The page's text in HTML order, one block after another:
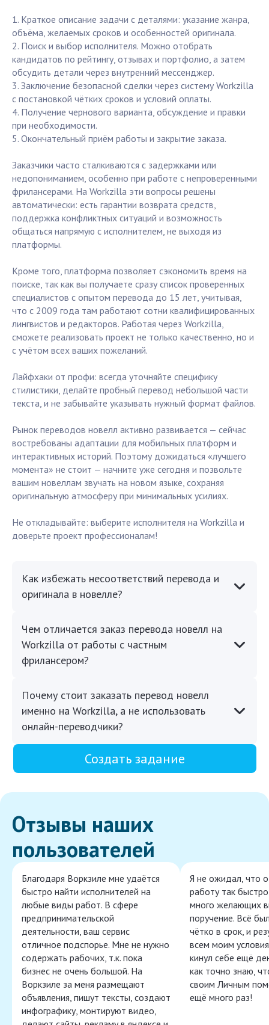
1. Краткое описание задачи с деталями: указание жанра,
объёма, желаемых сроков и особенностей оригинала.
2. Поиск и выбор исполнителя. Можно отобрать
кандидатов по рейтингу, отзывах и портфолио, а затем
обсудить детали через внутренний мессенджер.
3. Заключение безопасной сделки через систему Workzilla
с постановкой чётких сроков и условий оплаты.
4. Получение чернового варианта, обсуждение и правки
при необходимости.
5. Окончательный приём работы и закрытие заказа.
Заказчики часто сталкиваются с задержками или
недопониманием, особенно при работе с непроверенными
фрилансерами. На Workzilla эти вопросы решены
автоматически: есть гарантии возврата средств,
поддержка конфликтных ситуаций и возможность
общаться напрямую с исполнителем, не выходя из
платформы.
Кроме того, платформа позволяет сэкономить время на
поиске, так как вы получаете сразу список проверенных
специалистов с опытом перевода до 15 лет, учитывая,
что с 2009 года там работают сотни квалифицированных
лингвистов и редакторов. Работая через Workzilla,
сможете реализовать проект не только качественно, но и
с учётом всех ваших пожеланий.
Лайфхаки от профи: всегда уточняйте специфику
стилистики, делайте пробный перевод небольшой части
текста, и не забывайте указывать нужный формат файлов.
Рынок переводов новелл активно развивается — сейчас
востребованы адаптации для мобильных платформ и
интерактивных историй. Поэтому дожидаться «лучшего
момента» не стоит — начните уже сегодня и позвольте
вашим новеллам звучать на новом языке, сохраняя
оригинальную атмосферу при минимальных усилиях.
Не откладывайте: выберите исполнителя на Workzilla и
доверьте проект профессионалам!
Как избежать несоответствий перевода и
оригинала в новелле?
Чем отличается заказ перевода новелл на
Workzilla от работы с частным
фрилансером?
Почему стоит заказать перевод новелл
именно на Workzilla, а не использовать
онлайн-переводчики?
Создать задание
Отзывы наших
пользователей
Благодаря Воркзиле мне удаётся
быстро найти исполнителей на
любые виды работ. В сфере
предпринимательской
деятельности, ваш сервис
отличное подспорье. Мне не нужно
содержать рабочих, т.к. пока
бизнес не очень большой. На
Воркзиле за меня размещают
объявления, пишут тексты, создают
инфографику, монтируют видео,
Я не ожидал, что
работу так
много желающих
поручение. Всё
чётко в срок, и
всем моим
кинул себе ещё
как точно знаю,
своим Личным
ещё много раз!